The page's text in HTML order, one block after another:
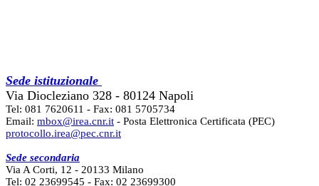
Sede istituzionale
Via Diocleziano 328 - 80124 Napoli
Tel: 081 7620611 - Fax: 081 5705734
Email: mbox@irea.cnr.it - Posta Elettronica Certificata (PEC)
protocollo.irea@pec.cnr.it
Sede secondaria
Via A Corti, 12 - 20133 Milano
Tel: 02 23699545 - Fax: 02 23699300